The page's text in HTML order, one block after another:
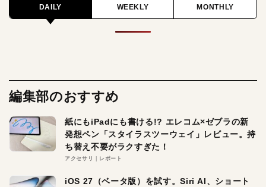
DAILY WEEKLY MONTHLY
編集部のおすすめ
紙にもiPadにも書ける!? エレコム×ゼブラの新
発想ペン「スタイラスツーウェイ」レビュー。持
ち替え不要がラクすぎた！
アクセサリ レポート
iOS 27（ベータ版）を試す。Siri AI、ショート